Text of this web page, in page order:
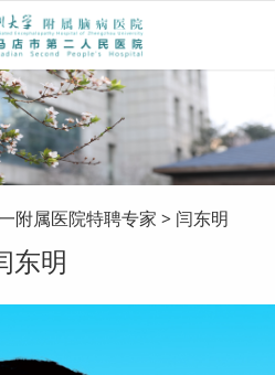
附属医院特聘专家 > 闫东明
东明